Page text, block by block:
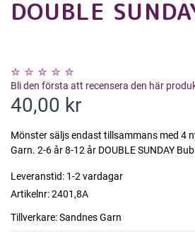
DOUBLE
Bli den första att recensera den här
40,00 kr
Mönster säljs endast tillsammans med 4
Garn. 2-6 år 8-12 år DOUBLE SUNDAY
Leveranstid: 1-2 vardagar
Artikelnr:2401,8A
Tillverkare:Sandnes Garn